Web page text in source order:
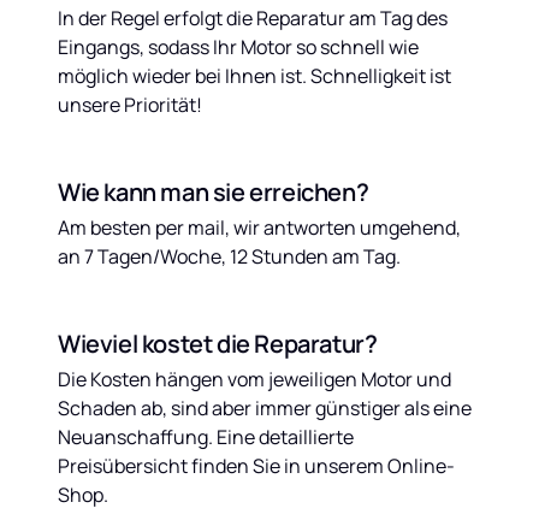
In der Regel erfolgt die Reparatur am Tag des
Eingangs, sodass Ihr Motor so schnell wie
möglich wieder bei Ihnen ist. Schnelligkeit ist
unsere Priorität!
Wie kann man sie erreichen?
Am besten per mail, wir antworten umgehend,
an 7 Tagen/Woche, 12 Stunden am Tag.
Wieviel kostet die Reparatur?
Die Kosten hängen vom jeweiligen Motor und
Schaden ab, sind aber immer günstiger als eine
Neuanschaffung. Eine detaillierte
Preisübersicht finden Sie in unserem Online-
Shop.